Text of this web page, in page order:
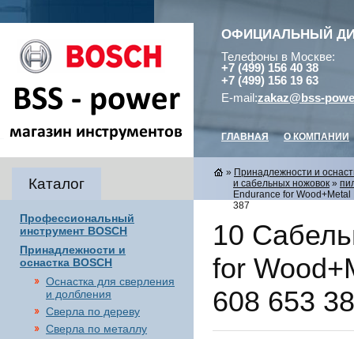
ОФИЦИАЛЬНЫЙ
Телефоны в Москве:
+7 (499) 156 40 38
+7 (499) 156 19 63
E-mail:zakaz@bss-
ГЛАВНАЯ О КОМПАНИИ
Каталог
Профессиональный
инструмент BOSCH
Принадлежности и
оснастка BOSCH
Оснастка для сверления
и долбления
Сверла по дереву
Сверла по металлу
» Принадлежности и
и сабельных ножовок »
Endurance for
387
10
for
608 653